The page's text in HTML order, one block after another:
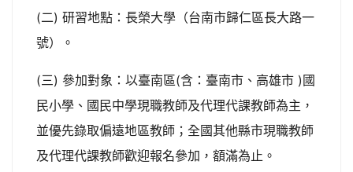
(二) 研習地點：長榮大學（台南市歸仁區長大路一
號）。
(三) 參加對象：以臺南區(含：臺南市、高雄市 )國
民小學、國民中學現職教師及代理代課教師為主，
並優先錄取偏遠地區教師；全國其他縣市現職教師
及代理代課教師歡迎報名參加，額滿為止。